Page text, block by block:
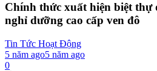
Chính thức xuất hiện biệt thự
nghỉ dưỡng cao cấp ven đô
Tin Tức Hoạt Động
5 năm ago5 năm ago
0